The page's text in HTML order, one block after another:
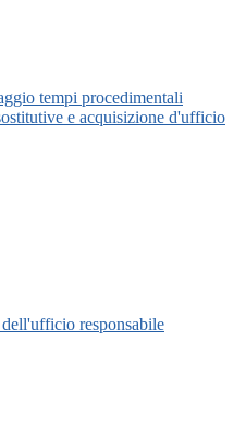
tempi procedimentali
e acquisizione d'ufficio
responsabile